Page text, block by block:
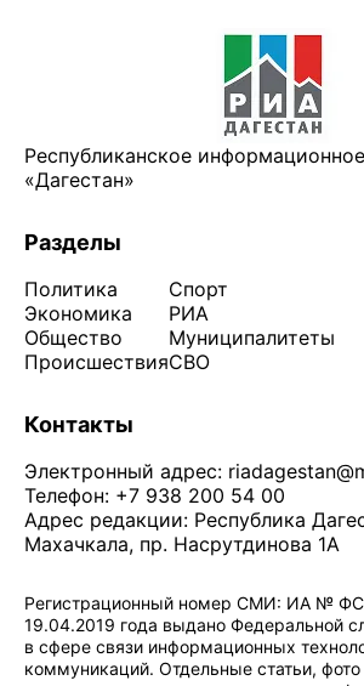
Республиканское
«Дагестан»
Разделы
Политика
Экономика
Общество
Происшествия
Спорт
РИА
Муниципалитеты
СВО
Контакты
Электронный адрес:
Телефон: +7 938 200 54 00
Адрес редакции: Республика
Махачкала, пр. Насрутдинова 1А
Регистрационный номер СМИ: ИА № ФС
19.04.2019 года выдано Федеральной
в сфере связи информационных
коммуникаций. Отдельные статьи, фото